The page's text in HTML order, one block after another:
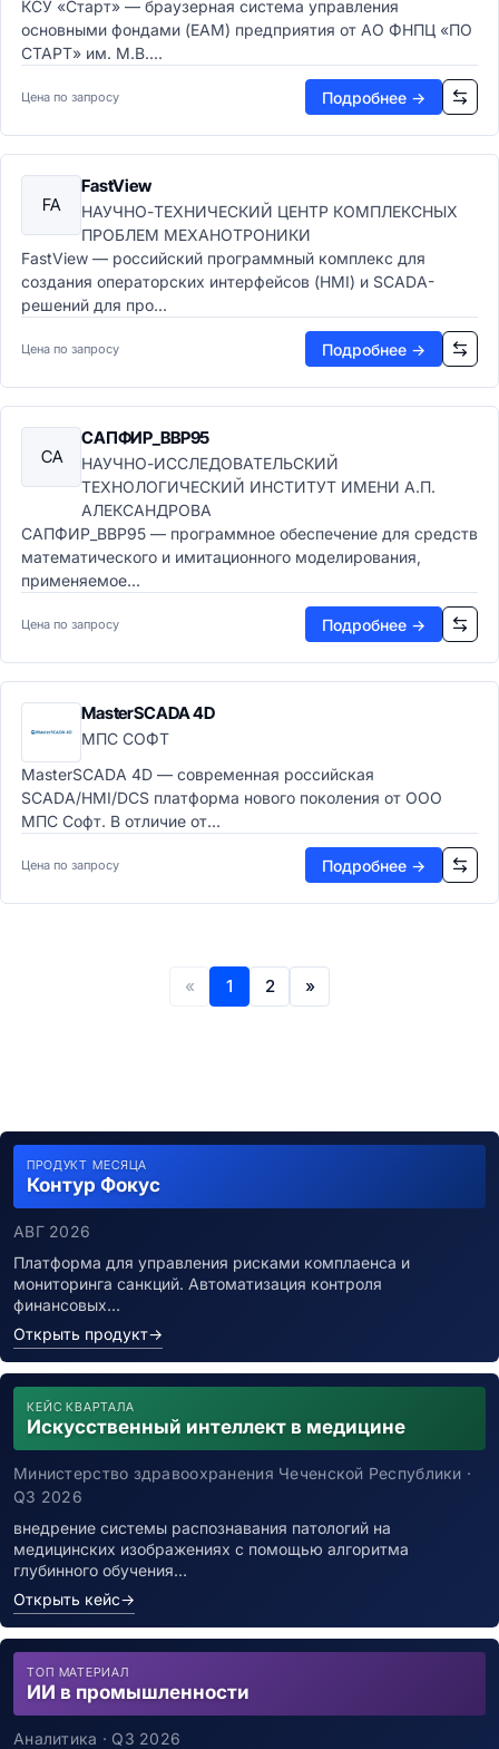
КСУ «Старт» — браузерная система управления
основными фондами (EAM) предприятия от АО ФНПЦ «ПО
СТАРТ» им. М.В....
Цена по запросу Подробнее →
FA
FastView
НАУЧНО-ТЕХНИЧЕСКИЙ ЦЕНТР КОМПЛЕКСНЫХ
ПРОБЛЕМ МЕХАНОТРОНИКИ
FastView — российский программный комплекс для
создания операторских интерфейсов (HMI) и SCADA-
решений для про...
Цена по запросу Подробнее →
СА
САПФИР_ВВР95
НАУЧНО-ИССЛЕДОВАТЕЛЬСКИЙ
ТЕХНОЛОГИЧЕСКИЙ ИНСТИТУТ ИМЕНИ А.П.
АЛЕКСАНДРОВА
САПФИР_ВВР95 — программное обеспечение для средств
математического и имитационного моделирования,
применяемое...
Цена по запросу Подробнее →
MasterSCADA 4D
МПС СОФТ
MasterSCADA 4D — современная российская
SCADA/HMI/DCS платформа нового поколения от ООО
МПС Софт. В отличие от...
Цена по запросу Подробнее →
« 1 2 »
ПРОДУКТ МЕСЯЦА
Контур Фокус
АВГ 2026
Платформа для управления рисками комплаенса и
мониторинга санкций. Автоматизация контроля
финансовых…
Открыть продукт→
КЕЙС КВАРТАЛА
Искусственный интеллект в медицине
Министерство здравоохранения Чеченской Республики ·
Q3 2026
внедрение системы распознавания патологий на
медицинских изображениях с помощью алгоритма
глубинного обучения…
Открыть кейс→
ТОП МАТЕРИАЛ
ИИ в промышленности
Аналитика · Q3 2026